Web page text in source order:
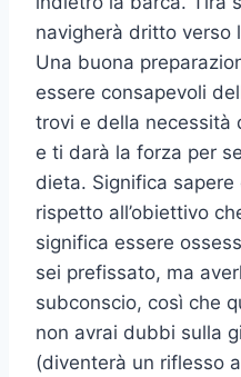
navigherà dritto verso
Una buona
essere consapevoli
trovi e della necessità
e ti darà la forza per
dieta. Significa
rispetto all’obiettivo
significa essere
sei prefissato, ma
subconscio, così che
non avrai dubbi sulla
(diventerà un riflesso